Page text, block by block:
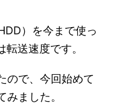
）を今まで使っ
送速度です。
ので、今回始めて
ました。